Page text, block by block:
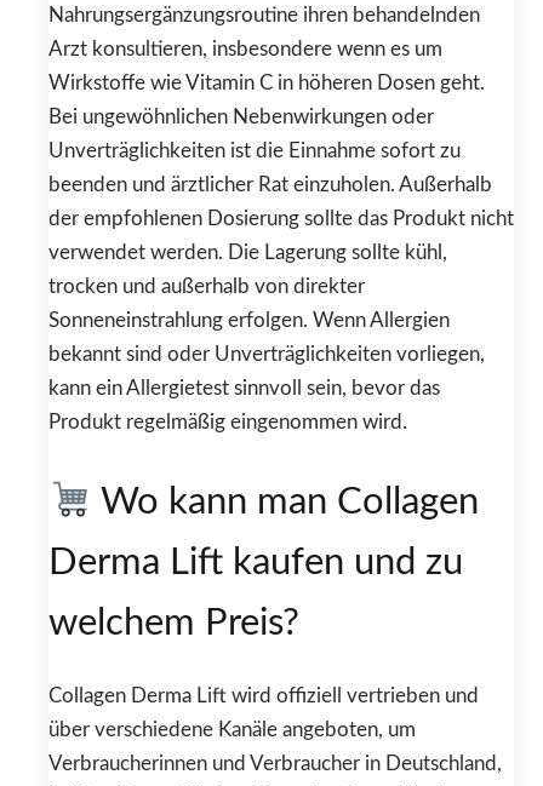
Nahrungsergänzungsroutine ihren behandelnden
Arzt konsultieren, insbesondere wenn es um
Wirkstoffe wie Vitamin C in höheren Dosen geht.
Bei ungewöhnlichen Nebenwirkungen oder
Unverträglichkeiten ist die Einnahme sofort zu
beenden und ärztlicher Rat einzuholen. Außerhalb
der empfohlenen Dosierung sollte das Produkt nicht
verwendet werden. Die Lagerung sollte kühl,
trocken und außerhalb von direkter
Sonneneinstrahlung erfolgen. Wenn Allergien
bekannt sind oder Unverträglichkeiten vorliegen,
kann ein Allergietest sinnvoll sein, bevor das
Produkt regelmäßig eingenommen wird.
Wo kann man Collagen
Derma Lift kaufen und zu
welchem Preis?
Collagen Derma Lift wird offiziell vertrieben und
über verschiedene Kanäle angeboten, um
Verbraucherinnen und Verbraucher in Deutschland,